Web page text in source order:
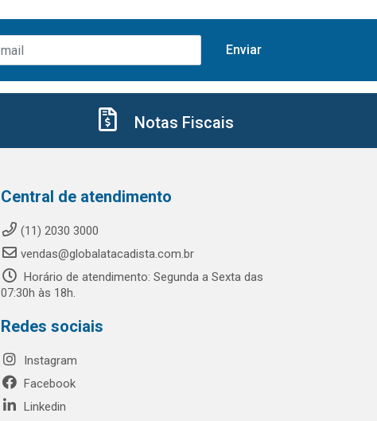
Notas Fiscais
Central de atendimento
(11) 2030 3000
vendas@globalatacadista.com.br
Horário de atendimento: Segunda a Sexta das
07:30h às 18h.
Redes sociais
Instagram
Facebook
Linkedin